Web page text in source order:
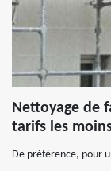
Nettoyage de
tarifs les
De préférence, pour